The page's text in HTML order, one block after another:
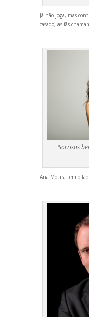
Já não joga, mas
casado, as fãs
Sorrisos
Ana Moura tem o